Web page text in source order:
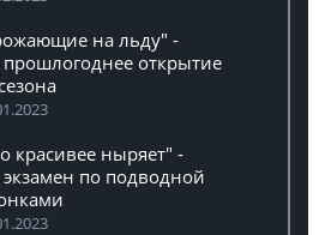
на льду" -
открытие
красивее ныряет" -
по подводной